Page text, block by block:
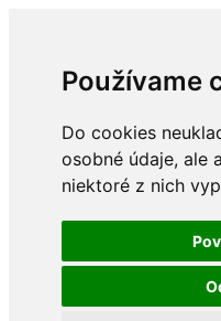
Používame
Do cookies
osobné údaje, ale
niektoré z nich